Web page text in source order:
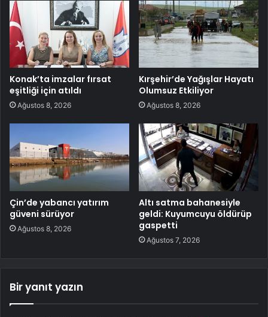
Konak’ta imzalar fırsat
eşitliği için atıldı
Ağustos 8, 2026
Kırşehir’de Yağışlar Hayatı
Olumsuz Etkiliyor
Ağustos 8, 2026
Çin’de yabancı yatırım
güveni sürüyor
Ağustos 8, 2026
Altı satma bahanesiyle
geldi: Kuyumcuyu öldürüp
gaspetti
Ağustos 7, 2026
Bir yanıt yazın